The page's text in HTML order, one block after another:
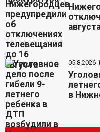
05.8.2026
в